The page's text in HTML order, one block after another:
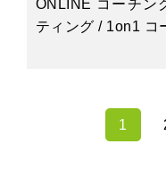
ONLINE コーチン
ティング / 1on1 コ
1